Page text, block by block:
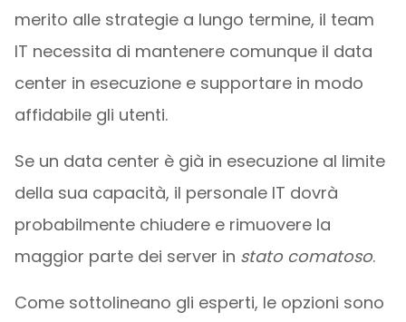
merito alle strategie a lungo termine, il team
IT necessita di mantenere comunque il data
center in esecuzione e supportare in modo
affidabile gli utenti.
Se un data center è già in esecuzione al limite
della sua capacità, il personale IT dovrà
probabilmente chiudere e rimuovere la
maggior parte dei server in stato comatoso.
Come sottolineano gli esperti, le opzioni sono